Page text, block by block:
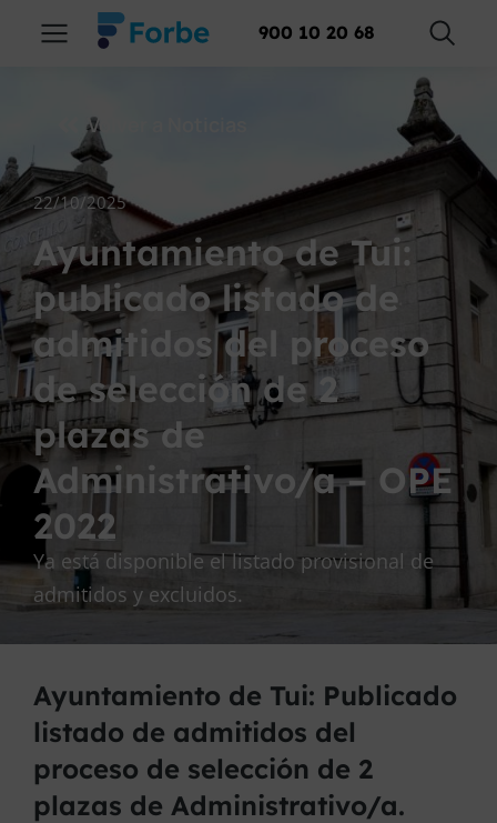
900 10 20 68
Volver a Noticias
22/10/2025
Ayuntamiento de Tui:
publicado listado de
admitidos del proceso
de selección de 2
plazas de
Administrativo/a – OPE
2022
Ya está disponible el listado provisional de
admitidos y excluidos.
Ayuntamiento de Tui: Publicado
listado de admitidos del
proceso de selección de 2
plazas de Administrativo/a.